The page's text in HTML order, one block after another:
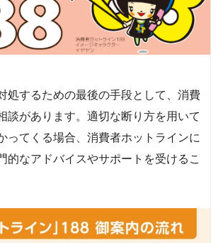
処するための最後の手段として、消費
談があります。適切な断り方を用いて
ってくる場合、消費者ホットラインに
的なアドバイスやサポートを受けるこ